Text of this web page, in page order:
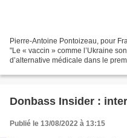
Pierre-Antoine Pontoizeau, pour
"Le « vaccin » comme l’Ukraine
d’alternative médicale dans le
Donbass Insider :
Publié le 13/08/2022 à 13:15